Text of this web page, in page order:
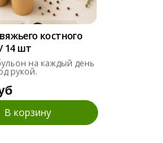
костного
14 шт
на каждый день
рукой.
В корзину